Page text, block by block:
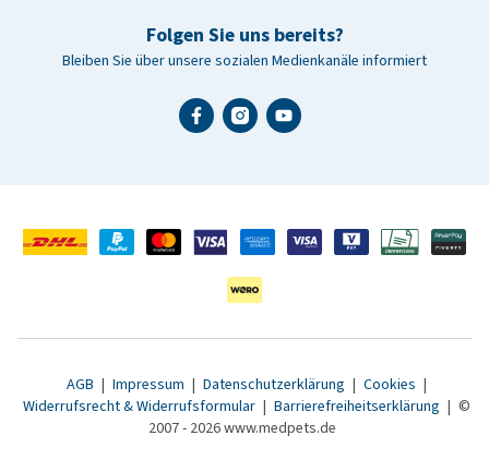
Folgen Sie uns bereits?
Bleiben Sie über unsere sozialen Medienkanäle informiert
AGB | Impressum | Datenschutzerklärung | Cookies |
Widerrufsrecht & Widerrufsformular | Barrierefreiheitserklärung | ©
2007 - 2026 www.medpets.de